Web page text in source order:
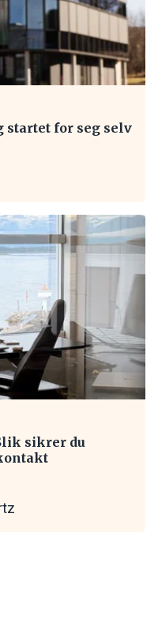
startet for seg selv
sikrer du